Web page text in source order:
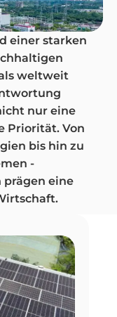
einer starken
weltweit
nur eine
Priorität. Von
bis hin zu
-
prägen eine